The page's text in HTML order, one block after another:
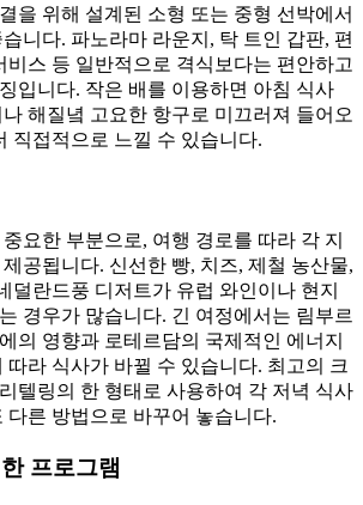
을 위해 설계된 소형 또는 중형 선박에서
니다. 파노라마 라운지, 탁 트인 갑판, 편
비스 등 일반적으로 격식보다는 편안하고
입니다. 작은 배를 이용하면 아침 식사
해질녘 고요한 항구로 미끄러져 들어오
직접적으로 느낄 수 있습니다.
요한 부분으로, 여행 경로를 따라 각 지
공됩니다. 신선한 빵, 치즈, 제철 농산물,
덜란드풍 디저트가 유럽 와인이나 현지
경우가 많습니다. 긴 여정에서는 림부르
의 영향과 로테르담의 국제적인 에너지
따라 식사가 바뀔 수 있습니다. 최고의 크
텔링의 한 형태로 사용하여 각 저녁 식사
다른 방법으로 바꾸어 놓습니다.
프로그램